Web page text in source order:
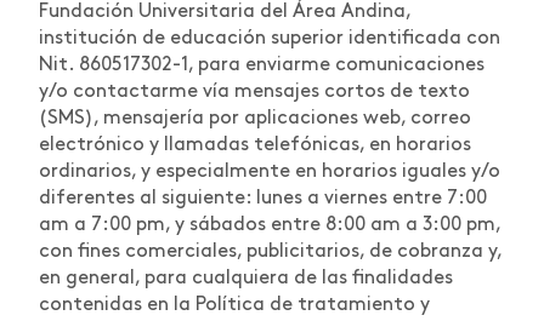
Fundación Universitaria del Área Andina,
institución de educación superior identificada con
Nit. 860517302-1, para enviarme comunicaciones
y/o contactarme vía mensajes cortos de texto
(SMS), mensajería por aplicaciones web, correo
electrónico y llamadas telefónicas, en horarios
ordinarios, y especialmente en horarios iguales y/o
diferentes al siguiente: lunes a viernes entre 7:00
am a 7:00 pm, y sábados entre 8:00 am a 3:00 pm,
con fines comerciales, publicitarios, de cobranza y,
en general, para cualquiera de las finalidades
contenidas en la Política de tratamiento y